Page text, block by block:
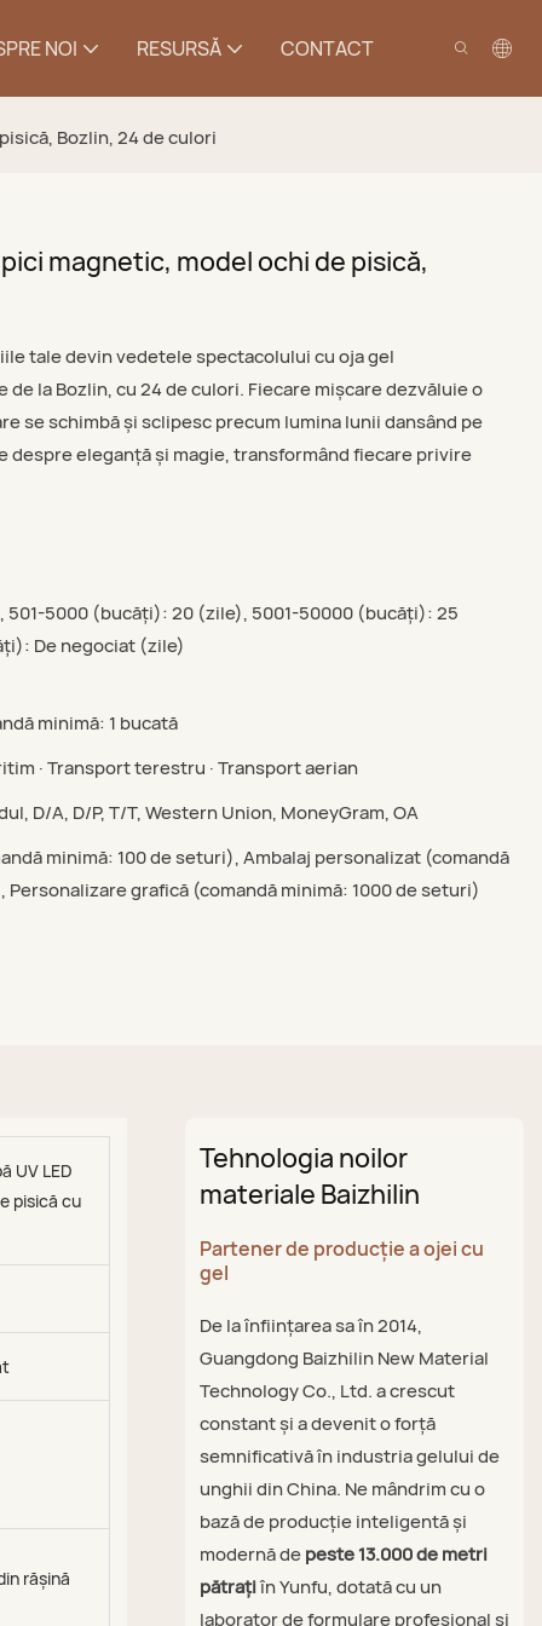
NOI RESURSĂ CONTACT
Bozlin, 24 de culori
magnetic, model ochi de pisică,
tale devin vedetele spectacolului cu oja gel
la Bozlin, cu 24 de culori. Fiecare mișcare dezvăluie o
se schimbă și sclipesc precum lumina lunii dansând pe
despre eleganță și magie, transformând fiecare privire
501-5000 (bucăți): 20 (zile), 5001-50000 (bucăți): 25
De negociat (zile)
minimă: 1 bucată
· Transport terestru · Transport aerian
D/A, D/P, T/T, Western Union, MoneyGram, OA
minimă: 100 de seturi), Ambalaj personalizat (comandă
Personalizare grafică (comandă minimă: 1000 de seturi)
UV LED
pisică cu
rășină
Tehnologia noilor
materiale Baizhilin
Partener de producție a ojei cu
gel
De la înființarea sa în 2014,
Guangdong Baizhilin New Material
Technology Co., Ltd. a crescut
constant și a devenit o forță
semnificativă în industria gelului de
unghii din China. Ne mândrim cu o
bază de producție inteligentă și
modernă depeste 13.000 de metri
pătrațiîn Yunfu, dotată cu un
laborator de formulare profesional și